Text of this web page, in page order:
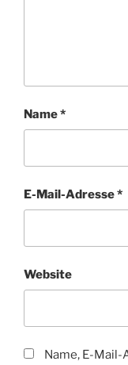
Name*
E-Mail-Adresse*
Website
Name, E-